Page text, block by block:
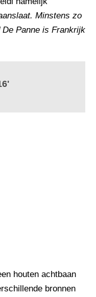
Minstens zo
Panne is Frankrijk
houten achtbaan
bronnen